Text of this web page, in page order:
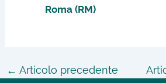
Roma (RM)
← Articolo precedente